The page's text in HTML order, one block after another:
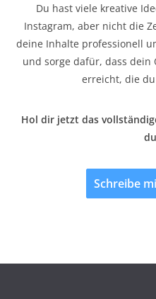
Du hast viele kreative
Instagram, aber nicht die
deine Inhalte professionell
und sorge dafür, dass dein
erreicht, die
Hol dir jetzt das
Schreibe